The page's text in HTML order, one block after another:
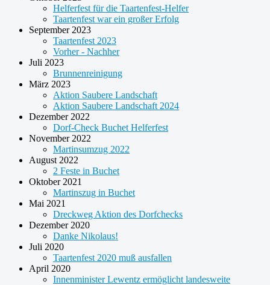
Helferfest für die Taartenfest-Helfer
Taartenfest war ein großer Erfolg
September 2023
Taartenfest 2023
Vorher - Nachher
Juli 2023
Brunnenreinigung
März 2023
Aktion Saubere Landschaft
Aktion Saubere Landschaft 2024
Dezember 2022
Dorf-Check Buchet Helferfest
November 2022
Martinsumzug 2022
August 2022
2 Feste in Buchet
Oktober 2021
Martinszug in Buchet
Mai 2021
Dreckweg Aktion des Dorfchecks
Dezember 2020
Danke Nikolaus!
Juli 2020
Taartenfest 2020 muß ausfallen
April 2020
Innenminister Lewentz ermöglicht landesweite